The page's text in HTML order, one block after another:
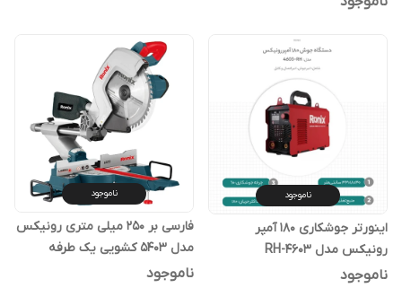
ناموجود
اینورتر جوشکاری 180 آمپر
رونیکس مدل RH-4603
ناموجود
ناموجود
فارسی بر 250 میلی متری رونیکس
مدل 5403 کشویی یک طرفه
ناموجود